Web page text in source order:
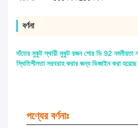
বর্ণনা
দাঁতের মুকুট স্থায়ী মুকুট রজন শোর ডি 92 নমনীয়তা
স্থিতিশীলতা সরবরাহ করার জন্য ডিজাইন করা হয়েছে
পণ্যের বর্ণনাঃ